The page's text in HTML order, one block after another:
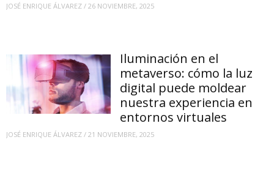
JOSÉ ENRIQUE ÁLVAREZ / 26 NOVIEMBRE, 2025
Iluminación en el
metaverso: cómo la luz
digital puede moldear
nuestra experiencia en
entornos virtuales
JOSÉ ENRIQUE ÁLVAREZ / 21 NOVIEMBRE, 2025